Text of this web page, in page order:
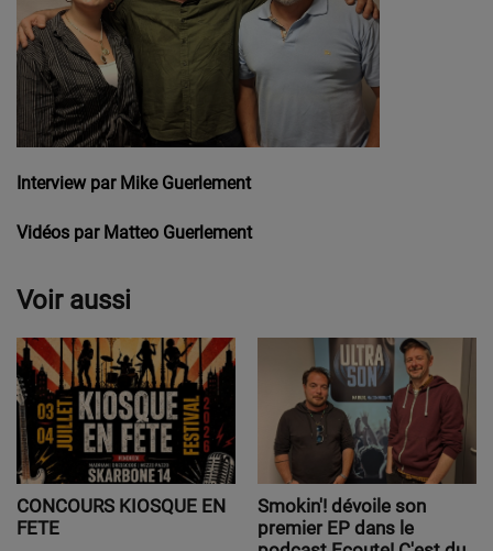
Interview par Mike Guerlement
Vidéos par Matteo Guerlement
Voir aussi
CONCOURS KIOSQUE EN
FETE
Smokin'! dévoile son
premier EP dans le